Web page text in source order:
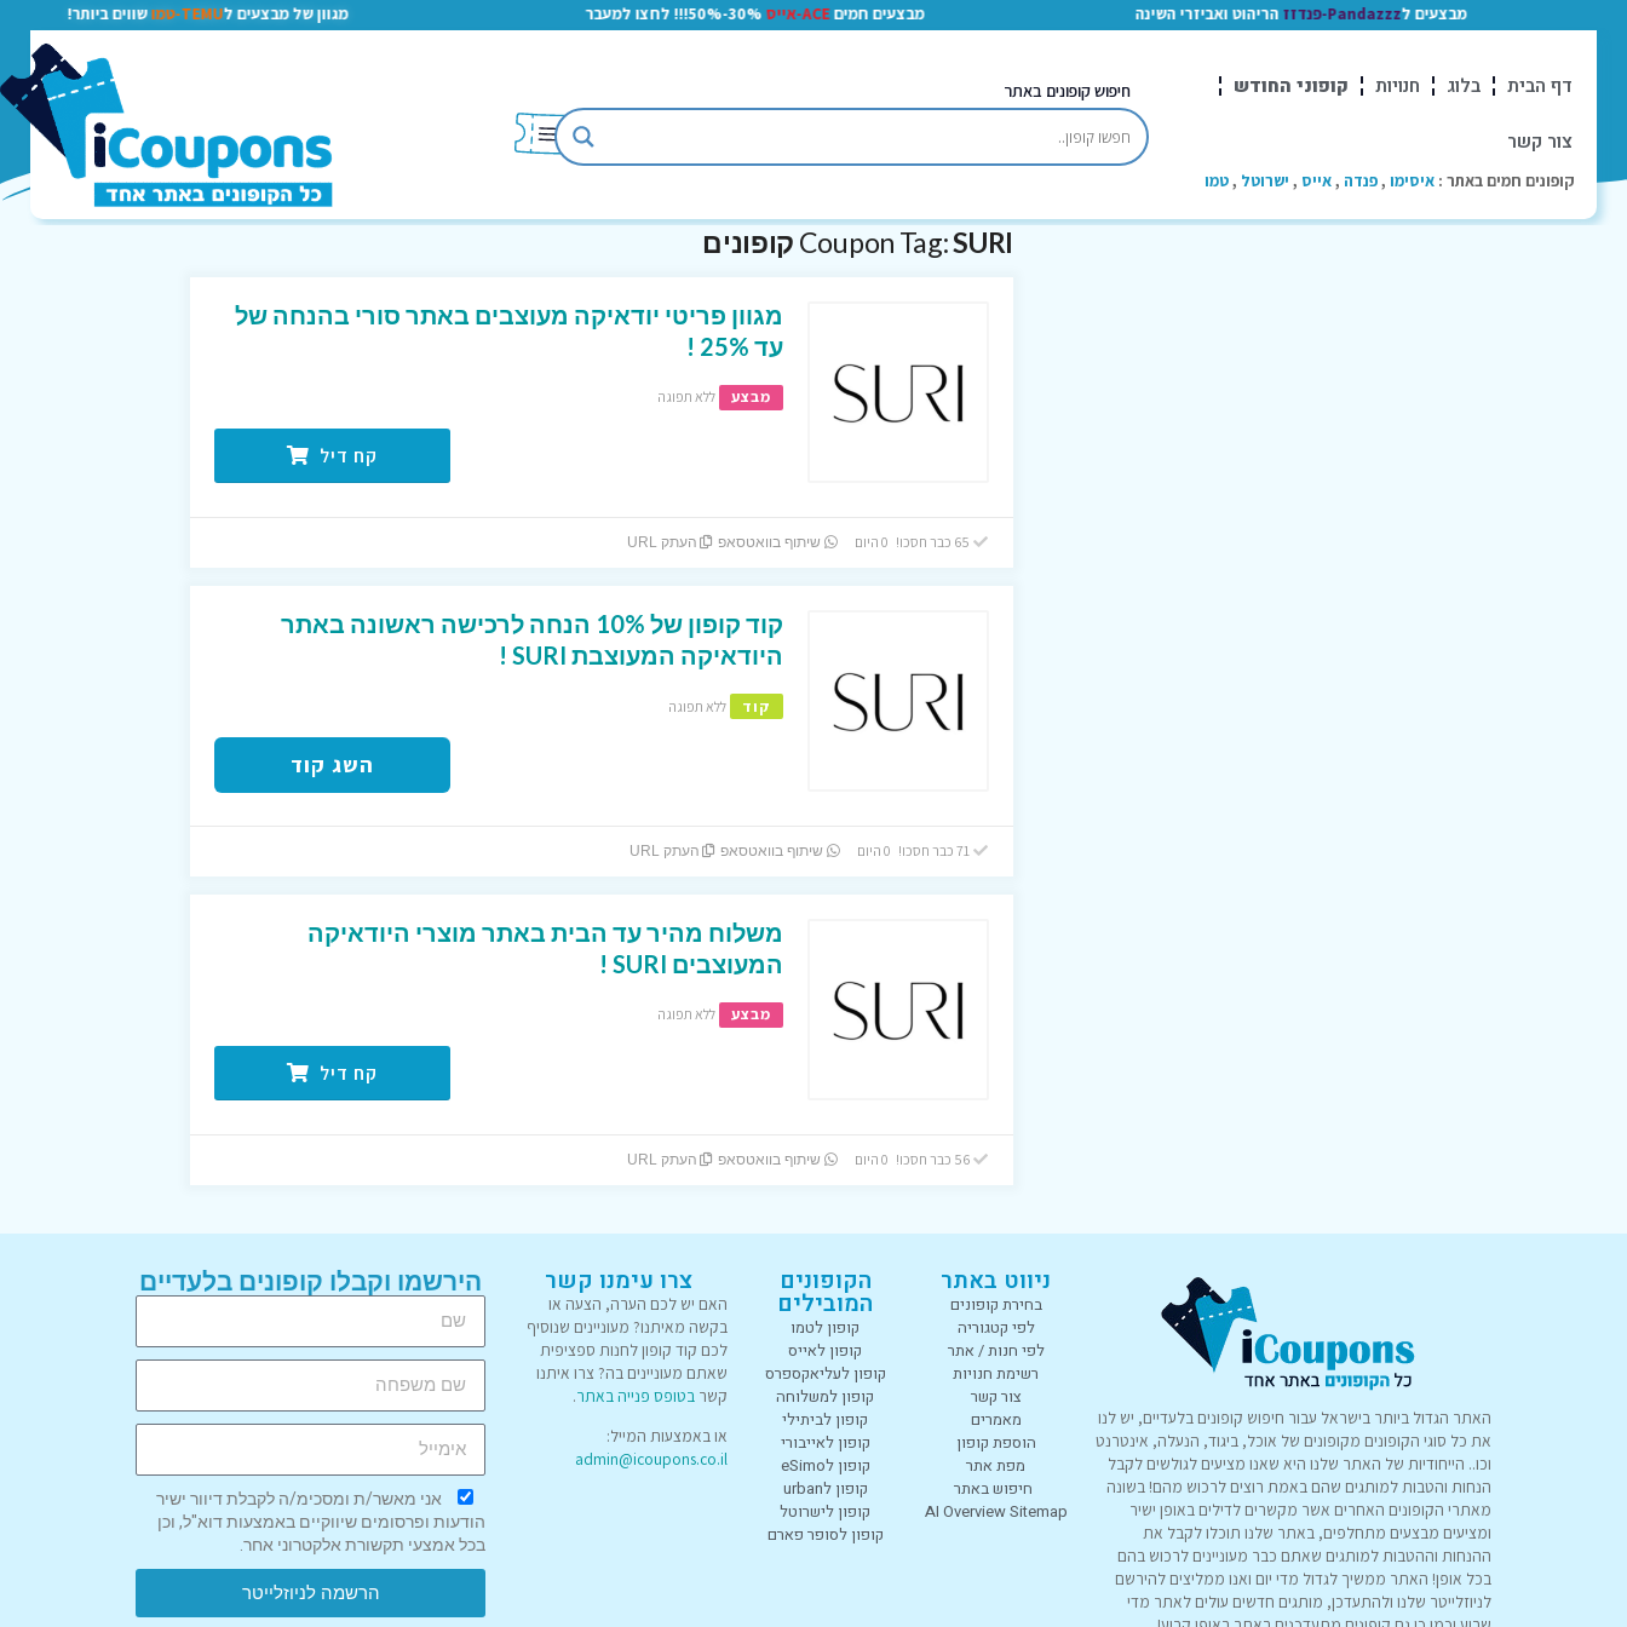
מבצעים לPandazzz-פנדזז הריהוט ואביזרי השינה מבצעים חמיםACE-אייס 30%-50%!!! לחצו למעבר מגוון של מבצעים לTEMU-טמו שווים ביותר!
דף הבית בלוג חנויות קופוני החודש
צור קשר
קופונים חמים באתר : איסימו ,פנדה ,אייס , ישרוטל ,טמו
חיפוש קופונים באתר
Coupon Tag:SURI קופונים
מגוון פריטי יודאיקה מעוצבים באתר סורי בהנחה של
עד 25% !
מבצע ללא תפוגה
קח דיל
שיתוף בוואטסאפ העתק URL
קוד קופון של 10% הנחה לרכישה ראשונה באתר
היודאיקה המעוצבת SURI !
קוד ללא תפוגה
השג קוד
71 כבר חסכו! 0 היום שיתוף בוואטסאפ העתק URL
משלוח מהיר עד הבית באתר מוצרי היודאיקה
המעוצבים SURI !
מבצע ללא תפוגה
קח דיל
56 כבר חסכו! 0 היום שיתוף בוואטסאפ העתק URL
האתר הגדול ביותר בישראל עבור חיפוש קופונים בלעדיים, יש לנו
את כל סוגי הקופונים מקופונים של אוכל, ביגוד, הנעלה, אינטרנט
וכו.. הייחודיות של האתר שלנו היא שאנו מציעים לגולשים לקבל
הנחות והטבות למותגים שהם באמת רוצים לרכוש מהם! בשונה
מאתרי הקופונים האחרים אשר מקשרים לדילים באופן ישיר
ומציעים מבצעים מתחלפים, באתר שלנו תוכלו לקבל את
ההנחות וההטבות למותגים שאתם כבר מעוניינים לרכוש בהם
בכל אופן! האתר ממשיך לגדול מדי יום ואנו ממליצים להירשם
לניוזלייטר שלנו ולהתעדכן, מותגים חדשים עולים לאתר מדי
ניווט באתר
בחירת קופונים
לפי קטגוריה
לפי חנות / אתר
רשימת חנויות
צור קשר
מאמרים
הוספת קופון
מפת אתר
חיפוש באתר
AI Overview Sitemap
הקופונים
המובילים
קופון לטמו
קופון לאייס
קופון לעליאקספרס
קופון למשלוחה
קופון לביתילי
קופון לאייבורי
קופון לeSimo
קופון לurban
קופון לישרוטל
קופון לסופר פארם
צרו עימנו קשר
האם יש לכם הערה, הצעה או
בקשה מאיתנו? מעוניינים שנוסיף
לכם קוד קופון לחנות ספציפית
שאתם מעוניינים בה? צרו איתנו
קשר בטופס פנייה באתר.
או באמצעות המייל:
admin@icoupons.co.il
הירשמו וקבלו קופונים בלעדיים
אני מאשר/ת ומסכימ/ה לקבלת דיוור ישיר
הודעות ופרסומים שיווקיים באמצעות דוא"ל, וכן
בכל אמצעי תקשורת אלקטרוני אחר.
הרשמה לניוזלייטר